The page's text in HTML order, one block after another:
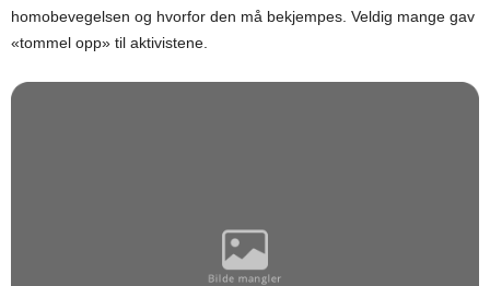
homobevegelsen og hvorfor den må bekjempes. Veldig mange gav
«tommel opp» til aktivistene.